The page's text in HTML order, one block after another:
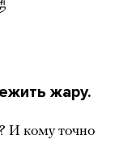
жару.
И кому точно